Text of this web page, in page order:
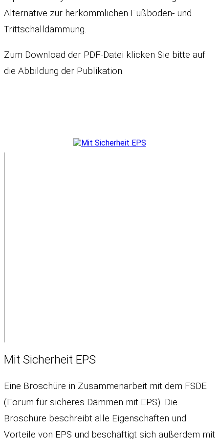
Alternative zur herkömmlichen Fußboden- und
Trittschalldämmung.
Zum Download der PDF-Datei klicken Sie bitte auf
die Abbildung der Publikation.
Mit Sicherheit EPS
Eine Broschüre in Zusammenarbeit mit dem FSDE
(Forum für sicheres Dämmen mit EPS). Die
Broschüre beschreibt alle Eigenschaften und
Vorteile von EPS und beschäftigt sich außerdem mit